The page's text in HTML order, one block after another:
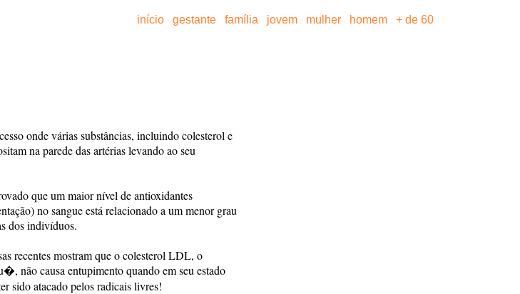
início gestante família jovem mulher homem + de 60
onde várias substâncias, incluindo colesterol e
na parede das artérias levando ao seu
que um maior nível de antioxidantes
no sangue está relacionado a um menor grau
dos indivíduos.
recentes mostram que o colesterol LDL, o
não causa entupimento quando em seu estado
sido atacado pelos radicais livres!